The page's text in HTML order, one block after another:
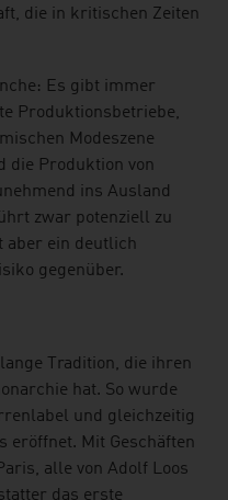
die in kritischen Zeiten
Es gibt immer
Produktionsbetriebe,
Modeszene
die Produktion von
ins Ausland
zwar potenziell zu
aber ein deutlich
gegenüber.
Tradition, die ihren
hat. So wurde
und gleichzeitig
eröffnet. Mit Geschäften
alle von Adolf Loos
das erste